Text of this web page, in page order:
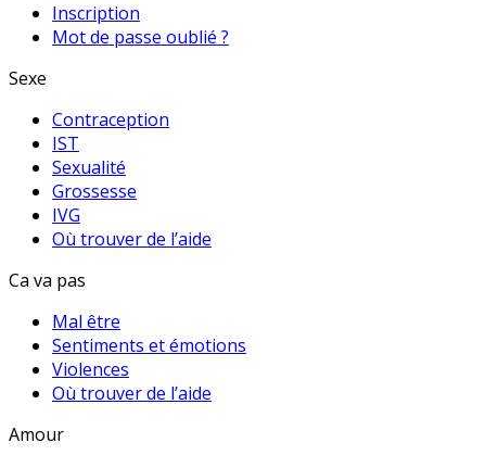
Inscription
Mot de passe oublié ?
Sexe
Contraception
IST
Sexualité
Grossesse
IVG
Où trouver de l’aide
Ca va pas
Mal être
Sentiments et émotions
Violences
Où trouver de l’aide
Amour